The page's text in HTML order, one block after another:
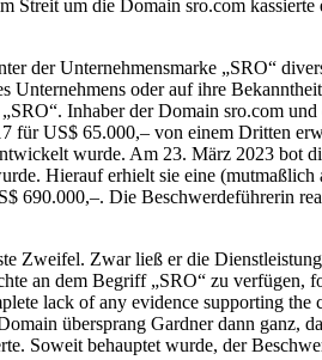
um die Domain sro.com
der Unternehmensmarke „SRO“
oder auf ihre
Inhaber der Domain sro.com
US$ 65.000,– von einem Dritten
wurde. Am 23. März 2023 bot
Hierauf erhielt sie eine
690.000,–. Die Beschwerdeführerin
Zweifel. Zwar ließ er die
an dem Begriff „SRO“ zu
lack of any evidence supporting
übersprang Gardner dann ganz,
Soweit behauptet wurde, der